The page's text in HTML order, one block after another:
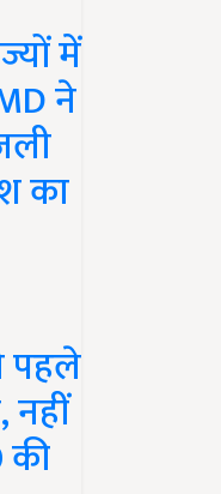
में
ने
का
पहले
नहीं